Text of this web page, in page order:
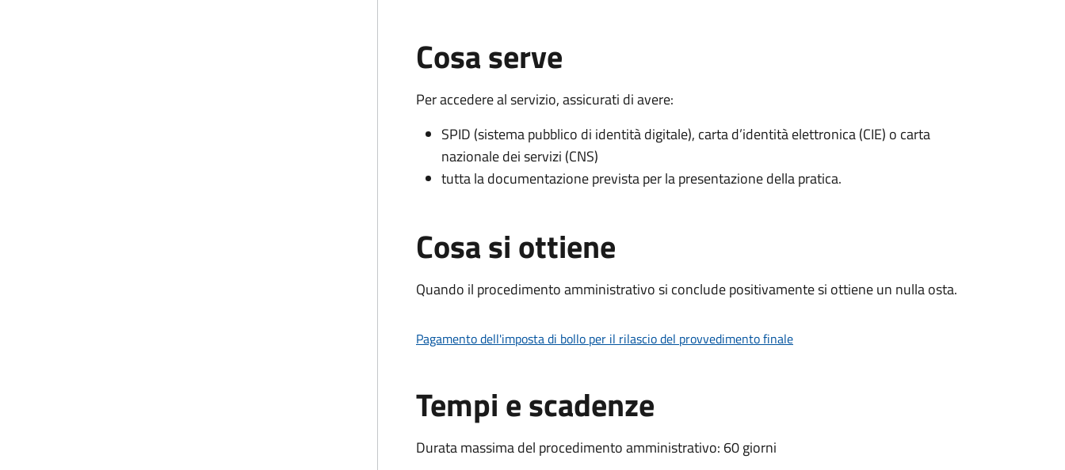
Cosa serve
Per accedere al servizio, assicurati di avere:
SPID (sistema pubblico di identità digitale), carta d’identità elettronica (CIE) o carta
nazionale dei servizi (CNS)
tutta la documentazione prevista per la presentazione della pratica.
Cosa si ottiene
Quando il procedimento amministrativo si conclude positivamente si ottiene un nulla osta.
Pagamento dell'imposta di bollo per il rilascio del provvedimento finale
Tempi e scadenze
Durata massima del procedimento amministrativo: 60 giorni